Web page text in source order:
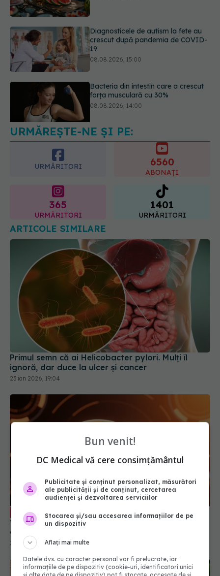
Bacteria din intestin care a crescut
forța musculară cu 30%
08.08.2026, 14:00
Trucul genial cu ceai negru pentru
păr. Tot mai multe femei îl adoră
08.08.2026, 17:00
URMĂREȘTE-NE ȘI PE:
URMĂRITORI 6560
ABONAȚI
365
URMĂRITORI
1401
URMĂRITORI
ARTICOLE SIMILARE
Primul semn că ai Helicobacter pylori. Mulți îl
ignoră, dar duce la ulcer și cancer
23 ian 2026, 19:04
EXCLUSIV Ficatul gras apare din două greșeli
frecvente. Medicul explică obiceiurile care
afectează ficatul
28 iul 2026, 17:35
Bun venit!
DC Medical vă cere consimțământul
Publicitate și conținut personalizat, măsurători
ale publicității și de conținut, cercetarea
audienței și dezvoltarea serviciilor
Stocarea și/sau accesarea informațiilor de pe
un dispozitiv
Aflați mai multe
Datele dvs. cu caracter personal vor fi prelucrate, iar
informațiile de pe dispozitiv (cookie-uri, identificatori unici